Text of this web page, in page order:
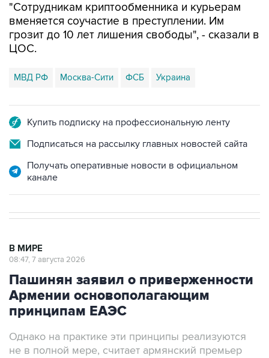
"Сотрудникам криптообменника и курьерам
вменяется соучастие в преступлении. Им
грозит до 10 лет лишения свободы", - сказали в
ЦОС.
МВД РФ Москва-Сити ФСБ Украина
Купить подписку на профессиональную ленту
Подписаться на рассылку главных новостей сайта
Получать оперативные новости в официальном
канале
В МИРЕ
08:47, 7 августа 2026
Пашинян заявил о приверженности
Армении основополагающим
принципам ЕАЭС
Однако на практике эти принципы реализуются
не в полной мере, считает армянский премьер